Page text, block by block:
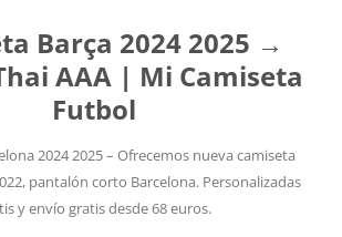
Barça 2024 2025 →
AAA | Mi Camiseta
Futbol
2024 2025 – Ofrecemos nueva camiseta
pantalón corto Barcelona. Personalizadas
y envío gratis desde 68 euros.